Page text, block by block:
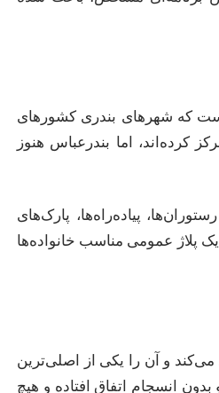
که شهرهای بندری کشورهای
کرده‌اند، اما بندرعباس هنوز
پیاده‌راه‌ها، پارک‌های
پلاژ عمومی مناسب خانواده‌ها
و آن را یکی از اصلی‌ترین
انسجام اتفاق افتاده و هیچ